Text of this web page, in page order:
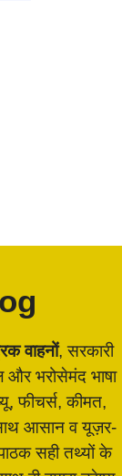
वाहनों, सरकारी
भरोसेमंद भाषा
फीचर्स, कीमत,
आसान व यूज़र-
सही तथ्यों के